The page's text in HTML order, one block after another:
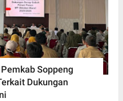
Soppeng
Dukungan